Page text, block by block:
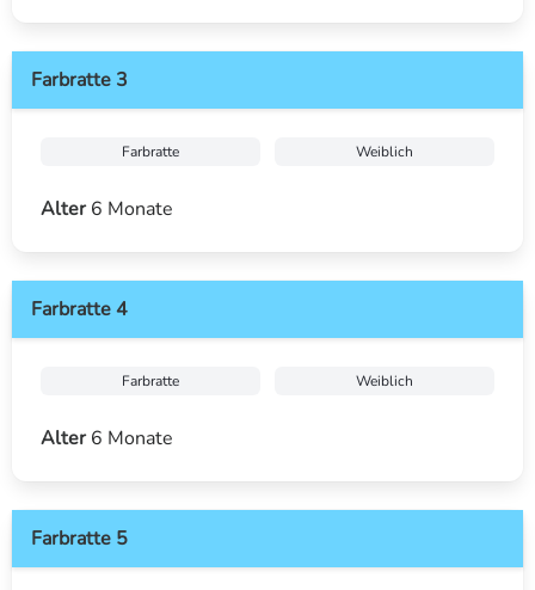
Farbratte 3
Farbratte Weiblich
Alter6 Monate
Farbratte 4
Farbratte Weiblich
Alter6 Monate
Farbratte 5